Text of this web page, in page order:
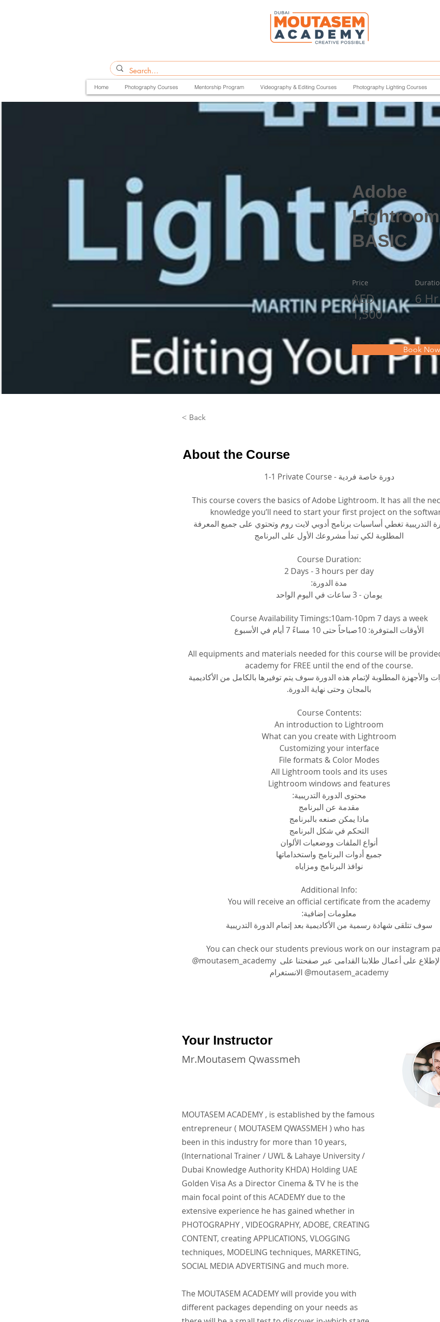
Home Photography Courses Mentorship Program Videography & Editing Courses Photography Lighting Courses
Adobe
BASIC
Price
AED
1,500
6 Hr
Book Now
< Back
About the Course
1-1 Private Course - دورة خاصة فردية
This course covers the basics of Adobe Lightroom. It has all the
knowledge you’ll need to start your first project on the
التدريبية تغطي أساسيات برنامج أدوبي لايت روم وتحتوي على جميع المعرفة
المطلوبة لكي تبدأ مشروعك الأول على البرنامج
Course Duration:
2 Days - 3 hours per day
مدة الدورة:
يومان - 3 ساعات في اليوم الواحد
Course Availability Timings:10am-10pm 7 days a week
الأوقات المتوفرة: 10صباحاً حتى 10 مساءً 7 أيام في الأسبوع
All equipments and materials needed for this course will be
academy for FREE until the end of the course.
والأجهزة المطلوبة لإتمام هذه الدورة سوف يتم توفيرها بالكامل من الأكاديمية
بالمجان وحتى نهاية الدورة.
Course Contents:
An introduction to Lightroom
What can you create with Lightroom
Customizing your interface
File formats & Color Modes
All Lightroom tools and its uses
Lightroom windows and features
محتوى الدورة التدريبية:
مقدمة عن البرنامج
ماذا يمكن صنعه بالبرنامج
التحكم في شكل البرنامج
أنواع الملفات ووضعيات الألوان
جميع أدوات البرنامج واستخداماتها
نوافذ البرنامج ومزاياه
Additional Info:
You will receive an official certificate from the academy
معلومات إضافية:
سوف تتلقى شهادة رسمية من الأكاديمية بعد إتمام الدورة التدريبية
You can check our students previous work on our instagram
@moutasem_academy يمكنكم الإطلاع على أعمال طلابنا القدامى عبر صفحتنا على
الانستغرام @moutasem_academy
Your Instructor
Mr.Moutasem Qwassmeh
MOUTASEM ACADEMY , is established by the famous
entrepreneur ( MOUTASEM QWASSMEH ) who has
been in this industry for more than 10 years,
(International Trainer / UWL & Lahaye University /
Dubai Knowledge Authority KHDA) Holding UAE
Golden Visa As a Director Cinema & TV he is the
main focal point of this ACADEMY due to the
extensive experience he has gained whether in
PHOTOGRAPHY , VIDEOGRAPHY, ADOBE, CREATING
CONTENT, creating APPLICATIONS, VLOGGING
techniques, MODELING techniques, MARKETING,
SOCIAL MEDIA ADVERTISING and much more.
The MOUTASEM ACADEMY will provide you with
different packages depending on your needs as